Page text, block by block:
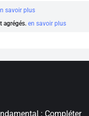
savoir plus
agrégés. en savoir plus
: Compléter